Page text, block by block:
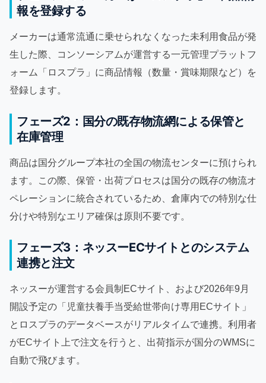
報を登録する
メーカーは通常流通に乗せられなくなった未利用食品が発
生した際、コンソーシアムが運営する一元管理プラットフ
ォーム「ロスプラ」に商品情報（数量・賞味期限など）を
登録します。
フェーズ2：国分の既存物流網による保管と
在庫管理
商品は国分グループ本社の全国の物流センターに預けられ
ます。この際、保管・出荷プロセスは国分の既存の物流オ
ペレーションに統合されているため、倉庫内での特別な仕
分けや特別なエリア確保は原則不要です。
フェーズ3：ネッスーECサイトとのシステム
連携と注文
ネッスーが運営する会員制ECサイト、および2026年9月
開設予定の「児童扶養手当受給世帯向け専用ECサイト」
とロスプラのデータベースがリアルタイムで連携。利用者
がECサイト上で注文を行うと、出荷指示が国分のWMSに
自動で飛びます。